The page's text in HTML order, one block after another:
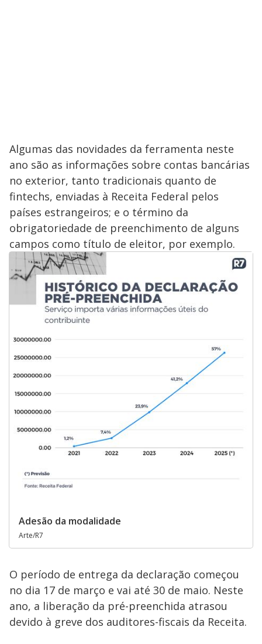
Algumas das novidades da ferramenta neste
ano são as informações sobre contas bancárias
no exterior, tanto tradicionais quanto de
fintechs, enviadas à Receita Federal pelos
países estrangeiros; e o término da
obrigatoriedade de preenchimento de alguns
campos como título de eleitor, por exemplo.
Adesão da modalidade
Arte/R7
O período de entrega da declaração começou
no dia 17 de março e vai até 30 de maio. Neste
ano, a liberação da pré-preenchida atrasou
devido à greve dos auditores-fiscais da Receita.